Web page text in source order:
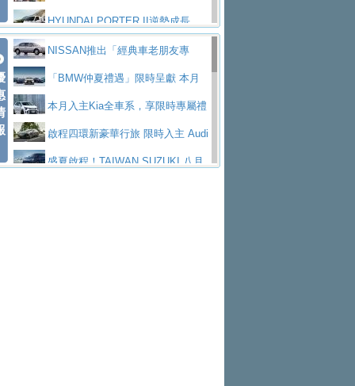
里程
ODA發表全新純電跨界休旅Eipq祭平民化車
價89萬起
賓士AMG.EA專屬平台首作，Merc
edes-AMG 全新GT 4-Door Coupe全球首發
福斯推出首款GTI純電性能掀背ID.
Polo GTI，擁有226匹馬力和零百加速 6.8
秒的實力
Jaguar 公布四門 GT車款正式車名
為JAGUAR TYPE 01
終於跟上進度，LEXUS發表首款三
排六座純電旗艦休旅 TZ
有錢也買不到的Golf R！福斯打造
全新Golf R 24h賽車將挑戰紐柏林24小時耐
SKODA公布全新小型純電跨界休旅
慧移動與綠能創新
HYUNDAI PORTER II逆勢成長，
勇奪中型貨車銷售冠軍
父親節霸氣獻禮！PGO 威力125 最
低入手價 $60,900 起 省油ｘ安全ｘ大空間
陪爸爸輕鬆
福斯商旅挺頭家 推出「德系質感 精
算圓夢」專案yundai推出AllDayEnergy能源服
務 讓電動車化身行動儲能系統
NISSAN X-TRAIL 上市首月銷量
躋身同級前3名Toyota歐洲純電車銷量翻倍 2026
NISSAN推出「經典車老朋友專
案」 以匠人精神煥新珍品座駕
「BMW仲夏禮遇」限時呈獻 本月
入主即享尊榮豪華五星假期 多元優購方案
同步實施
本月入主Kia全車系，享限時專屬禮
遇 啟程四環新豪華行旅 限時入主 Audi
A6 旗艦陣容 低月付5,888元起及3 年乙式險
盛夏啟程！TAIWAN SUZUKI 八月